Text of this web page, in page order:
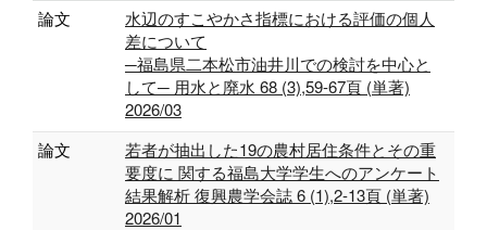
論文
水辺のすこやかさ指標における評価の個人
差について
─福島県二本松市油井川での検討を中心と
して─ 用水と廃水 68 (3),59-67頁 (単著)
2026/03
論文
若者が抽出した19の農村居住条件とその重
要度に 関する福島大学学生へのアンケート
結果解析 復興農学会誌 6 (1),2-13頁 (単著)
2026/01